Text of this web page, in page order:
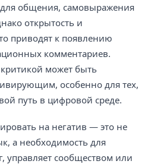
общения, самовыражения
открытость и
приводят к появлению
комментариев.
может быть
особенно для тех,
путь в цифровой среде.
на негатив — это не
а необходимость для
управляет сообществом или